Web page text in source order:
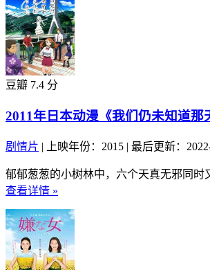
豆瓣 7.4 分
2011年日本动漫《我们仍未知道
剧情片 | 上映年份：2015 | 最后更新：
郁郁葱葱的小树林中，六个天真无邪同
查看详情 »